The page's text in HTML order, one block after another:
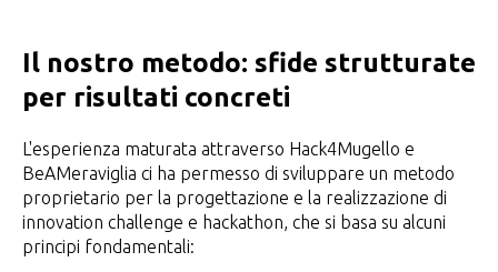
Il nostro metodo: sfide strutturate
per risultati concreti
L'esperienza maturata attraverso Hack4Mugello e
BeAMeraviglia ci ha permesso di sviluppare un metodo
proprietario per la progettazione e la realizzazione di
innovation challenge e hackathon, che si basa su alcuni
principi fondamentali: